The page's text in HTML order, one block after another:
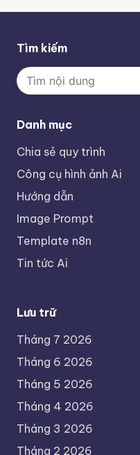
Tìm kiếm
Danh mục
Chia sẻ quy trình
Công cụ hình ảnh Ai
Hướng dẫn
Image Prompt
Template n8n
Tin tức Ai
Lưu trữ
Tháng 7 2026
Tháng 6 2026
Tháng 5 2026
Tháng 4 2026
Tháng 3 2026
Tháng 2 2026